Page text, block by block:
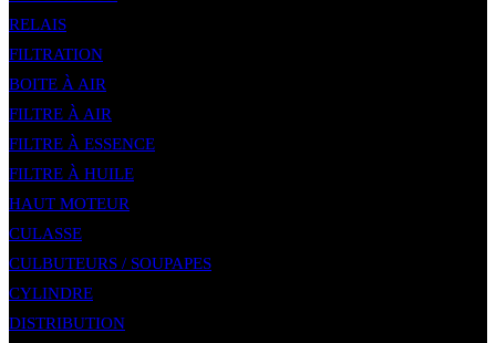
RELAIS
FILTRATION
BOITE À AIR
FILTRE À AIR
FILTRE À ESSENCE
FILTRE À HUILE
HAUT MOTEUR
CULASSE
CULBUTEURS / SOUPAPES
CYLINDRE
DISTRIBUTION